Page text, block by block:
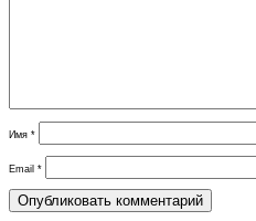
Имя *
Email *